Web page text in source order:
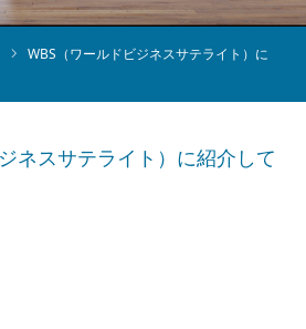
WBS（ワールドビジネスサテライト）に
ネスサテライト）に紹介して